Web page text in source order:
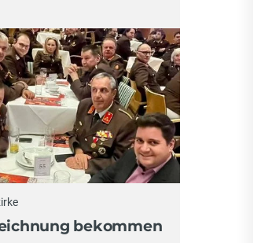
bekommen